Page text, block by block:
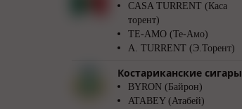
CASA TURRENT (Каса
торент)
TE-AMO (Те-Амо)
A. TURRENT (Э.Торент)
Костариканские сигары
BYRON (Байрон)
ATABEY (Атабей)